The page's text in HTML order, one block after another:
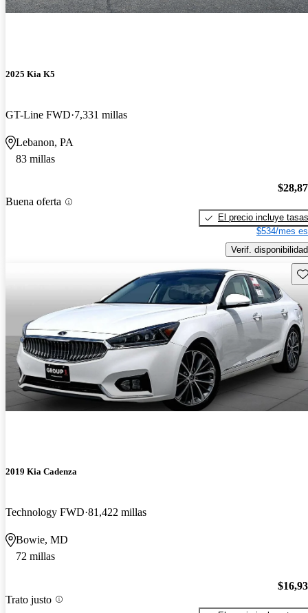
2025 Kia K5
GT-Line FWD 7,331 millas
Lebanon, PA
83 millas
Buena oferta
El precio incluye tasas
$534/mes
Verif. disponibilidad
2019 Kia Cadenza
Technology FWD 81,422 millas
Bowie, MD
72 millas
Trato justo